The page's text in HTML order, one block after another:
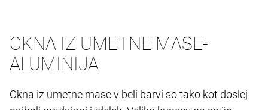
OKNA IZ UMETNE MASE-
ALUMINIJA
Okna iz umetne mase v beli barvi so tako kot doslej